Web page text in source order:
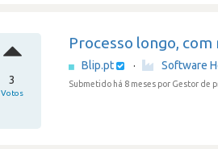
3
Votos
Processo longo,
Blip.pt · Software
Submetido há 8 meses por Gestor de